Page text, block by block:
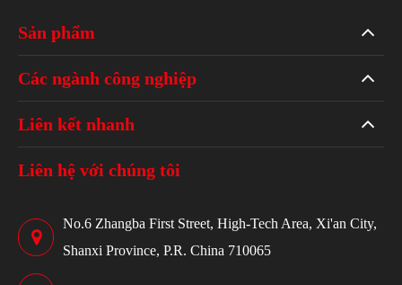
Sản phẩm
Các ngành công nghiệp
Liên kết nhanh
Liên hệ với chúng tôi
No.6 Zhangba First Street, High-Tech Area, Xi'an City,
Shanxi Province, P.R. China 710065